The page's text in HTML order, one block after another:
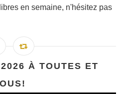
en semaine, n'hésitez pas
À TOUTES ET